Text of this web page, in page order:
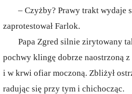
– Czyżby? Prawy trakt wydaje
zaprotestował Farlok.
Papa Zgred silnie zirytowany
pochwy klingę dobrze naostrzoną
i w krwi ofiar moczoną. Zbliżył
radując się przy tym i chichocząc.